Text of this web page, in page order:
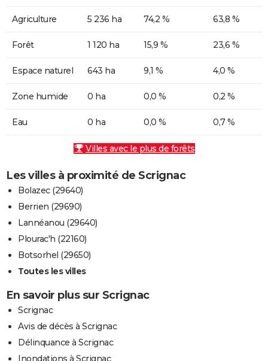
Agriculture 5 236 ha 74,2 % 63,8 %
Forêt 1 120 ha 15,9 % 23,6 %
Espace naturel 643 ha 9,1 % 4,0 %
Zone humide 0 ha 0,0 % 0,2 %
Eau 0 ha 0,0 % 0,7 %
Villes avec le plus de forêts
Les villes à proximité de Scrignac
Bolazec (29640)
Berrien (29690)
Lannéanou (29640)
Plourac'h (22160)
Botsorhel (29650)
Toutes les villes
En savoir plus sur Scrignac
Scrignac
Avis de décès à Scrignac
Délinquance à Scrignac